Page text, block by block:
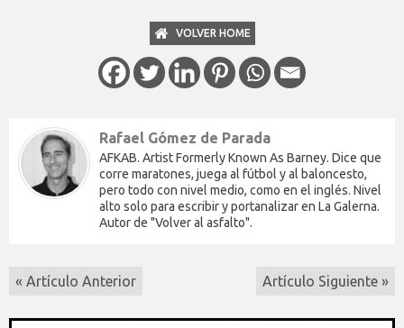
VOLVER HOME
Rafael Gómez de Parada
AFKAB. Artist Formerly Known As Barney. Dice que
corre maratones, juega al fútbol y al baloncesto,
pero todo con nivel medio, como en el inglés. Nivel
alto solo para escribir y portanalizar en La Galerna.
Autor de "Volver al asfalto".
« Artículo Anterior Artículo Siguiente »